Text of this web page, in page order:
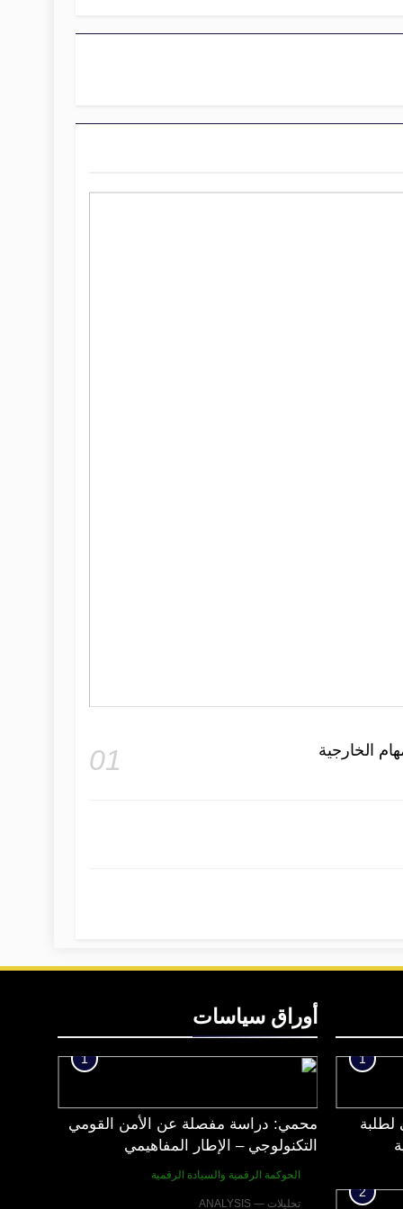
الخارجية 01
1
لطلبة
2
أوراق سياسات
1
محمي: دراسة مفصلة عن الأمن القومي
التكنولوجي – الإطار المفاهيمي
الحوكمة الرقمية والسيادة الرقمية
تحليلات — ANALYSIS